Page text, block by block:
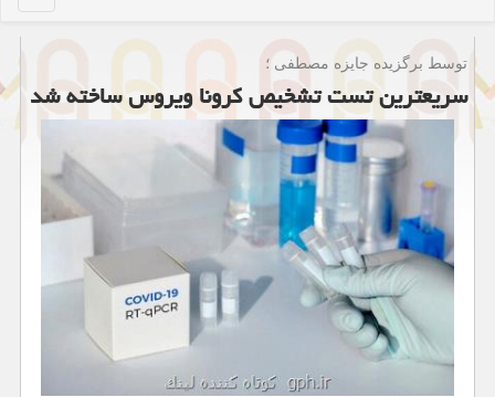
توسط برگزیده جایزه مصطفی ؛
سریعترین تست تشخیص كرونا ویروس ساخته شد